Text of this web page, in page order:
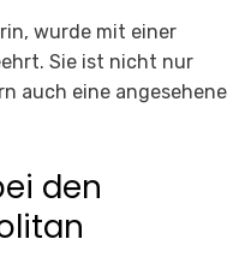
wurde mit einer
Sie ist nicht nur
auch eine angesehene
den